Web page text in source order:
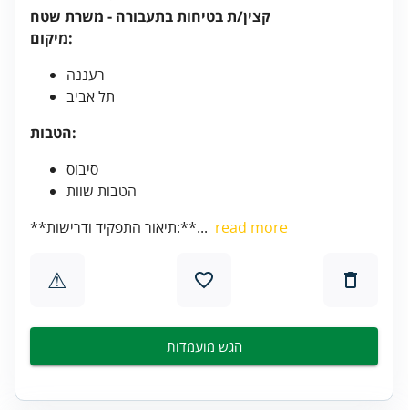
קצין/ת בטיחות בתעבורה - משרת שטח
מיקום:
רעננה
תל אביב
הטבות:
סיבוס
הטבות שוות
**תיאור התפקיד ודרישות:**... read more
⚠
הגש מועמדות